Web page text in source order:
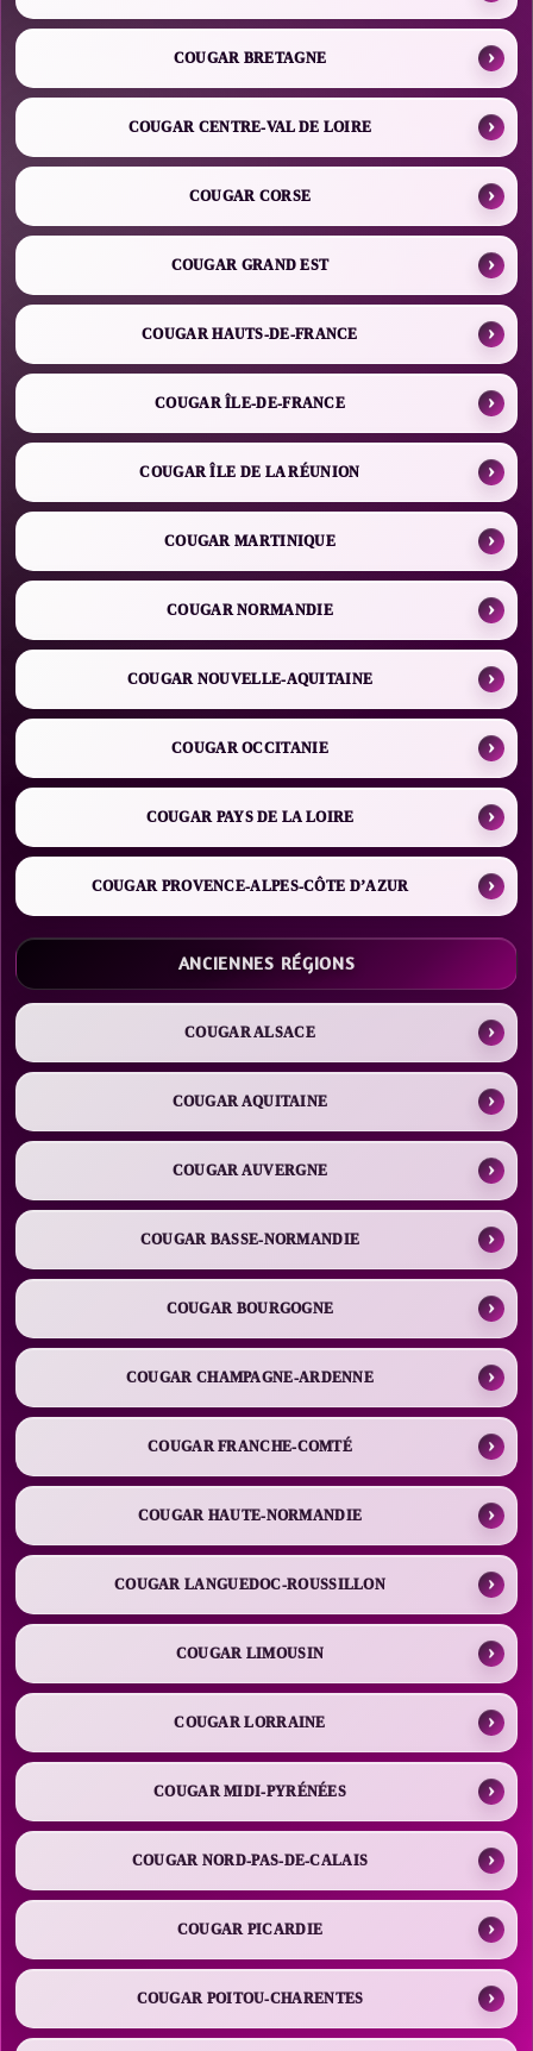
COUGAR BRETAGNE
COUGAR CENTRE-VAL DE LOIRE
COUGAR CORSE
COUGAR GRAND EST
COUGAR HAUTS-DE-FRANCE
COUGAR ÎLE-DE-FRANCE
COUGAR ÎLE DE LA RÉUNION
COUGAR MARTINIQUE
COUGAR NORMANDIE
COUGAR NOUVELLE-AQUITAINE
COUGAR OCCITANIE
COUGAR PAYS DE LA LOIRE
COUGAR PROVENCE-ALPES-CÔTE D’AZUR
ANCIENNES RÉGIONS
COUGAR ALSACE
COUGAR AQUITAINE
COUGAR AUVERGNE
COUGAR BASSE-NORMANDIE
COUGAR BOURGOGNE
COUGAR CHAMPAGNE-ARDENNE
COUGAR FRANCHE-COMTÉ
COUGAR HAUTE-NORMANDIE
COUGAR LANGUEDOC-ROUSSILLON
COUGAR LIMOUSIN
COUGAR LORRAINE
COUGAR MIDI-PYRÉNÉES
COUGAR NORD-PAS-DE-CALAIS
COUGAR PICARDIE
COUGAR POITOU-CHARENTES